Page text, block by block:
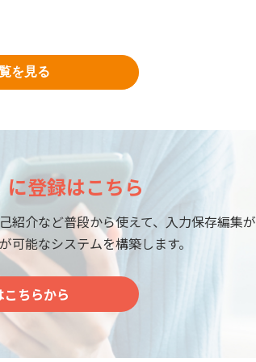
を見る
登録はこちら
紹介など普段から使えて、入力保存編集が
可能なシステムを構築します。
こちらから